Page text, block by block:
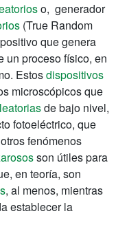
o, generador
(True Random
que genera
un proceso físico, en
Estosdispositivos
microscópicos que
de bajo nivel,
fotoeléctrico, que
fenómenos
son útiles para
en teoría, son
, al menos, mientras
establecer la